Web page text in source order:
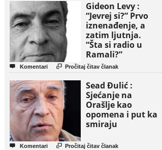
Gideon Levy :
“Jevrej si?” Prvo
iznenađenje, a
zatim ljutnja.
“Šta si radio u
Ramali?”
 Komentari  Pročitaj čitav članak
Sead Đulić :
Sjećanje na
Orašlje kao
opomena i put ka
smiraju
 Komentari  Pročitaj čitav članak